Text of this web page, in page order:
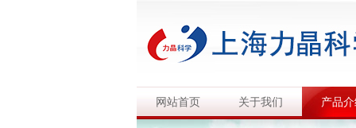
网站首页 关于我们 产品介